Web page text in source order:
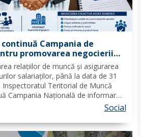
Campania de
promovarea negocierii
angajatorilor din
și privat
relațiilor de muncă și asigurarea
salariaților, până la data de 31
Inspectoratul Teritorial de Muncă
Campania Națională de informare
negocierilor colective la nivelulSocial